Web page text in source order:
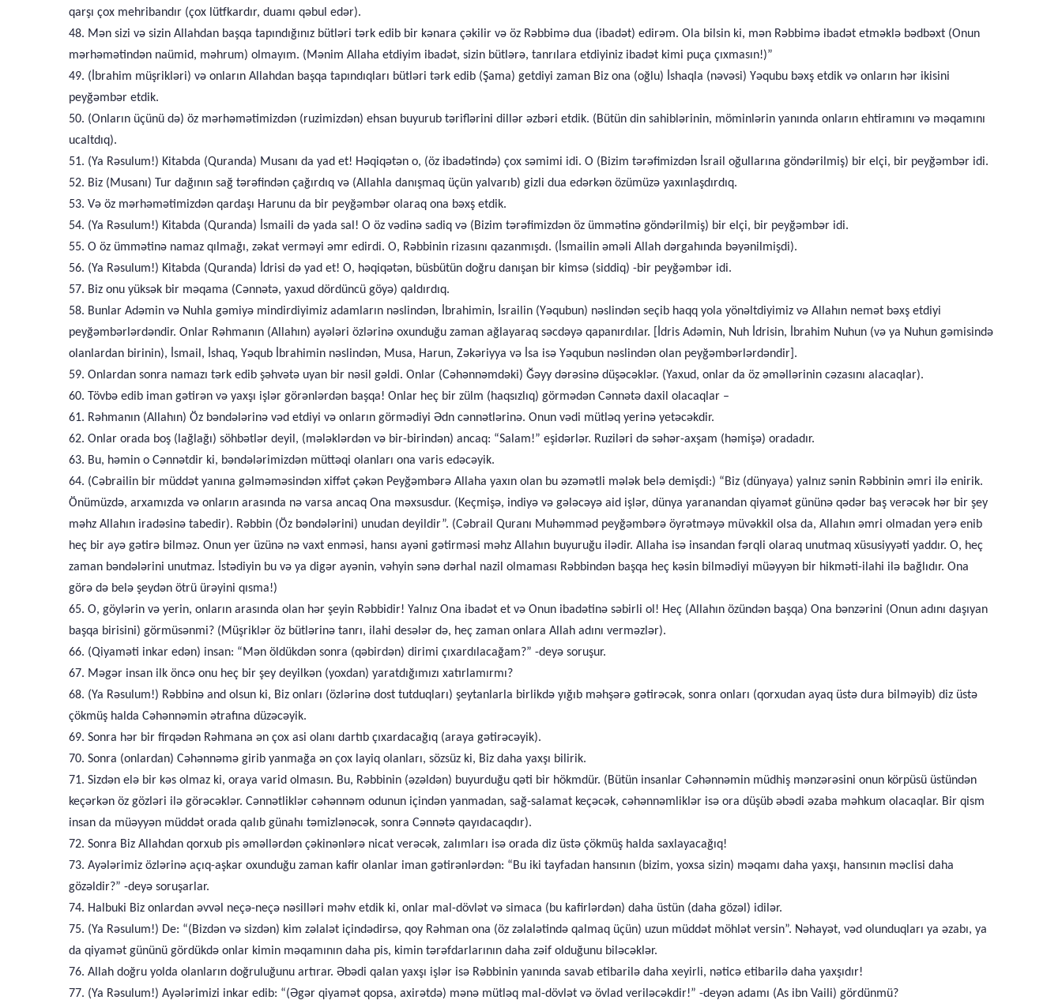
qarşı çox mehribandır (çox lütfkardır, duamı qəbul edər).
48. Mən sizi və sizin Allahdan başqa tapındığınız bütləri tərk edib bir kənara çəkilir və öz Rəbbimə dua (ibadət) edirəm. Ola bilsin ki, mən Rəbbimə ibadət etməklə bədbəxt (Onun
mərhəmətindən naümid, məhrum) olmayım. (Mənim Allaha etdiyim ibadət, sizin bütlərə, tanrılara etdiyiniz ibadət kimi puça çıxmasın!)”
49. (İbrahim müşrikləri) və onların Allahdan başqa tapındıqları bütləri tərk edib (Şama) getdiyi zaman Biz ona (oğlu) İshaqla (nəvəsi) Yəqubu bəxş etdik və onların hər ikisini
peyğəmbər etdik.
50. (Onların üçünü də) öz mərhəmətimizdən (ruzimizdən) ehsan buyurub təriflərini dillər əzbəri etdik. (Bütün din sahiblərinin, möminlərin yanında onların ehtiramını və məqamını
ucaltdıq).
51. (Ya Rəsulum!) Kitabda (Quranda) Musanı da yad et! Həqiqətən o, (öz ibadətində) çox səmimi idi. O (Bizim tərəfimizdən İsrail oğullarına göndərilmiş) bir elçi, bir peyğəmbər idi.
52. Biz (Musanı) Tur dağının sağ tərəfindən çağırdıq və (Allahla danışmaq üçün yalvarıb) gizli dua edərkən özümüzə yaxınlaşdırdıq.
53. Və öz mərhəmətimizdən qardaşı Harunu da bir peyğəmbər olaraq ona bəxş etdik.
54. (Ya Rəsulum!) Kitabda (Quranda) İsmaili də yada sal! O öz vədinə sadiq və (Bizim tərəfimizdən öz ümmətinə göndərilmiş) bir elçi, bir peyğəmbər idi.
55. O öz ümmətinə namaz qılmağı, zəkat verməyi əmr edirdi. O, Rəbbinin rizasını qazanmışdı. (İsmailin əməli Allah dərgahında bəyənilmişdi).
56. (Ya Rəsulum!) Kitabda (Quranda) İdrisi də yad et! O, həqiqətən, büsbütün doğru danışan bir kimsə (siddiq) -bir peyğəmbər idi.
57. Biz onu yüksək bir məqama (Cənnətə, yaxud dördüncü göyə) qaldırdıq.
58. Bunlar Adəmin və Nuhla gəmiyə mindirdiyimiz adamların nəslindən, İbrahimin, İsrailin (Yəqubun) nəslindən seçib haqq yola yönəltdiyimiz və Allahın nemət bəxş etdiyi
peyğəmbərlərdəndir. Onlar Rəhmanın (Allahın) ayələri özlərinə oxunduğu zaman ağlayaraq səcdəyə qapanırdılar. [İdris Adəmin, Nuh İdrisin, İbrahim Nuhun (və ya Nuhun gəmisində
olanlardan birinin), İsmail, İshaq, Yəqub İbrahimin nəslindən, Musa, Harun, Zəkəriyya və İsa isə Yəqubun nəslindən olan peyğəmbərlərdəndir].
59. Onlardan sonra namazı tərk edib şəhvətə uyan bir nəsil gəldi. Onlar (Cəhənnəmdəki) Ğəyy dərəsinə düşəcəklər. (Yaxud, onlar da öz əməllərinin cəzasını alacaqlar).
60. Tövbə edib iman gətirən və yaxşı işlər görənlərdən başqa! Onlar heç bir zülm (haqsızlıq) görmədən Cənnətə daxil olacaqlar –
61. Rəhmanın (Allahın) Öz bəndələrinə vəd etdiyi və onların görmədiyi Ədn cənnətlərinə. Onun vədi mütləq yerinə yetəcəkdir.
62. Onlar orada boş (lağlağı) söhbətlər deyil, (mələklərdən və bir-birindən) ancaq: “Salam!” eşidərlər. Ruziləri də səhər-axşam (həmişə) oradadır.
63. Bu, həmin o Cənnətdir ki, bəndələrimizdən müttəqi olanları ona varis edəcəyik.
64. (Cəbrailin bir müddət yanına gəlməməsindən xiffət çəkən Peyğəmbərə Allaha yaxın olan bu əzəmətli mələk belə demişdi:) “Biz (dünyaya) yalnız sənin Rəbbinin əmri ilə enirik.
Önümüzdə, arxamızda və onların arasında nə varsa ancaq Ona məxsusdur. (Keçmişə, indiyə və gələcəyə aid işlər, dünya yaranandan qiyamət gününə qədər baş verəcək hər bir şey
məhz Allahın iradəsinə tabedir). Rəbbin (Öz bəndələrini) unudan deyildir”. (Cəbrail Quranı Muhəmməd peyğəmbərə öyrətməyə müvəkkil olsa da, Allahın əmri olmadan yerə enib
heç bir ayə gətirə bilməz. Onun yer üzünə nə vaxt enməsi, hansı ayəni gətirməsi məhz Allahın buyuruğu ilədir. Allaha isə insandan fərqli olaraq unutmaq xüsusiyyəti yaddır. O, heç
zaman bəndələrini unutmaz. İstədiyin bu və ya digər ayənin, vəhyin sənə dərhal nazil olmaması Rəbbindən başqa heç kəsin bilmədiyi müəyyən bir hikməti-ilahi ilə bağlıdır. Ona
görə də belə şeydən ötrü ürəyini qısma!)
65. O, göylərin və yerin, onların arasında olan hər şeyin Rəbbidir! Yalnız Ona ibadət et və Onun ibadətinə səbirli ol! Heç (Allahın özündən başqa) Ona bənzərini (Onun adını daşıyan
başqa birisini) görmüsənmi? (Müşriklər öz bütlərinə tanrı, ilahi desələr də, heç zaman onlara Allah adını verməzlər).
66. (Qiyaməti inkar edən) insan: “Mən öldükdən sonra (qəbirdən) dirimi çıxardılacağam?” -deyə soruşur.
67. Məgər insan ilk öncə onu heç bir şey deyilkən (yoxdan) yaratdığımızı xatırlamırmı?
68. (Ya Rəsulum!) Rəbbinə and olsun ki, Biz onları (özlərinə dost tutduqları) şeytanlarla birlikdə yığıb məhşərə gətirəcək, sonra onları (qorxudan ayaq üstə dura bilməyib) diz üstə
çökmüş halda Cəhənnəmin ətrafına düzəcəyik.
69. Sonra hər bir firqədən Rəhmana ən çox asi olanı dartıb çıxardacağıq (araya gətirəcəyik).
70. Sonra (onlardan) Cəhənnəmə girib yanmağa ən çox layiq olanları, sözsüz ki, Biz daha yaxşı bilirik.
71. Sizdən elə bir kəs olmaz ki, oraya varid olmasın. Bu, Rəbbinin (əzəldən) buyurduğu qəti bir hökmdür. (Bütün insanlar Cəhənnəmin müdhiş mənzərəsini onun körpüsü üstündən
keçərkən öz gözləri ilə görəcəklər. Cənnətliklər cəhənnəm odunun içindən yanmadan, sağ-salamat keçəcək, cəhənnəmliklər isə ora düşüb əbədi əzaba məhkum olacaqlar. Bir qism
insan da müəyyən müddət orada qalıb günahı təmizlənəcək, sonra Cənnətə qayıdacaqdır).
72. Sonra Biz Allahdan qorxub pis əməllərdən çəkinənlərə nicat verəcək, zalımları isə orada diz üstə çökmüş halda saxlayacağıq!
73. Ayələrimiz özlərinə açıq-aşkar oxunduğu zaman kafir olanlar iman gətirənlərdən: “Bu iki tayfadan hansının (bizim, yoxsa sizin) məqamı daha yaxşı, hansının məclisi daha
gözəldir?” -deyə soruşarlar.
74. Halbuki Biz onlardan əvvəl neçə-neçə nəsilləri məhv etdik ki, onlar mal-dövlət və simaca (bu kafirlərdən) daha üstün (daha gözəl) idilər.
75. (Ya Rəsulum!) De: “(Bizdən və sizdən) kim zəlalət içindədirsə, qoy Rəhman ona (öz zəlalətində qalmaq üçün) uzun müddət möhlət versin”. Nəhayət, vəd olunduqları ya əzabı, ya
da qiyamət gününü gördükdə onlar kimin məqamının daha pis, kimin tərəfdarlarının daha zəif olduğunu biləcəklər.
76. Allah doğru yolda olanların doğruluğunu artırar. Əbədi qalan yaxşı işlər isə Rəbbinin yanında savab etibarilə daha xeyirli, nəticə etibarilə daha yaxşıdır!
77. (Ya Rəsulum!) Ayələrimizi inkar edib: “(Əgər qiyamət qopsa, axirətdə) mənə mütləq mal-dövlət və övlad veriləcəkdir!” -deyən adamı (As ibn Vaili) gördünmü?